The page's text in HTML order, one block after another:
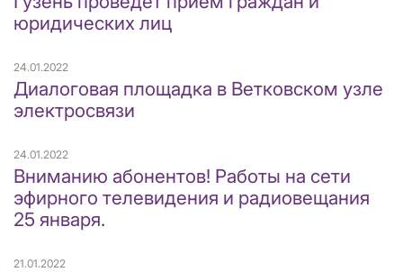
юридических лиц
24.01.2022
Диалоговая площадка в Ветковском узле
электросвязи
24.01.2022
Вниманию абонентов! Работы на сети
эфирного телевидения и радиовещания
25 января.
21.01.2022